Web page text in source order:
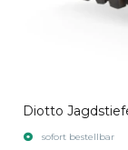
Diotto
sofort bestellbar